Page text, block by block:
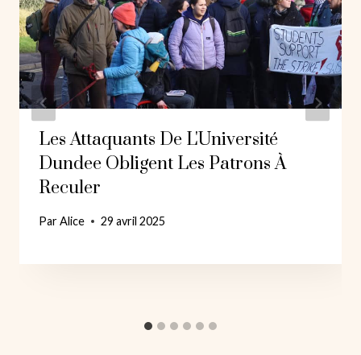
Les Attaquants De L'Université
Dundee Obligent Les Patrons À
Reculer
ParAlice 29 avril 2025